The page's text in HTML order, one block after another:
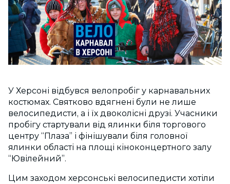
У Херсоні відбувся велопробіг у карнавальних
костюмах. Святково вдягнені були не лише
велосипедисти, а і їх двоколісні друзі. Учасники
пробігу стартували від ялинки біля торгового
центру “Плаза” і фінішували біля головної
ялинки області на площі кіноконцертного залу
“Ювілейний”.
Цим заходом херсонські велосипедисти хотіли